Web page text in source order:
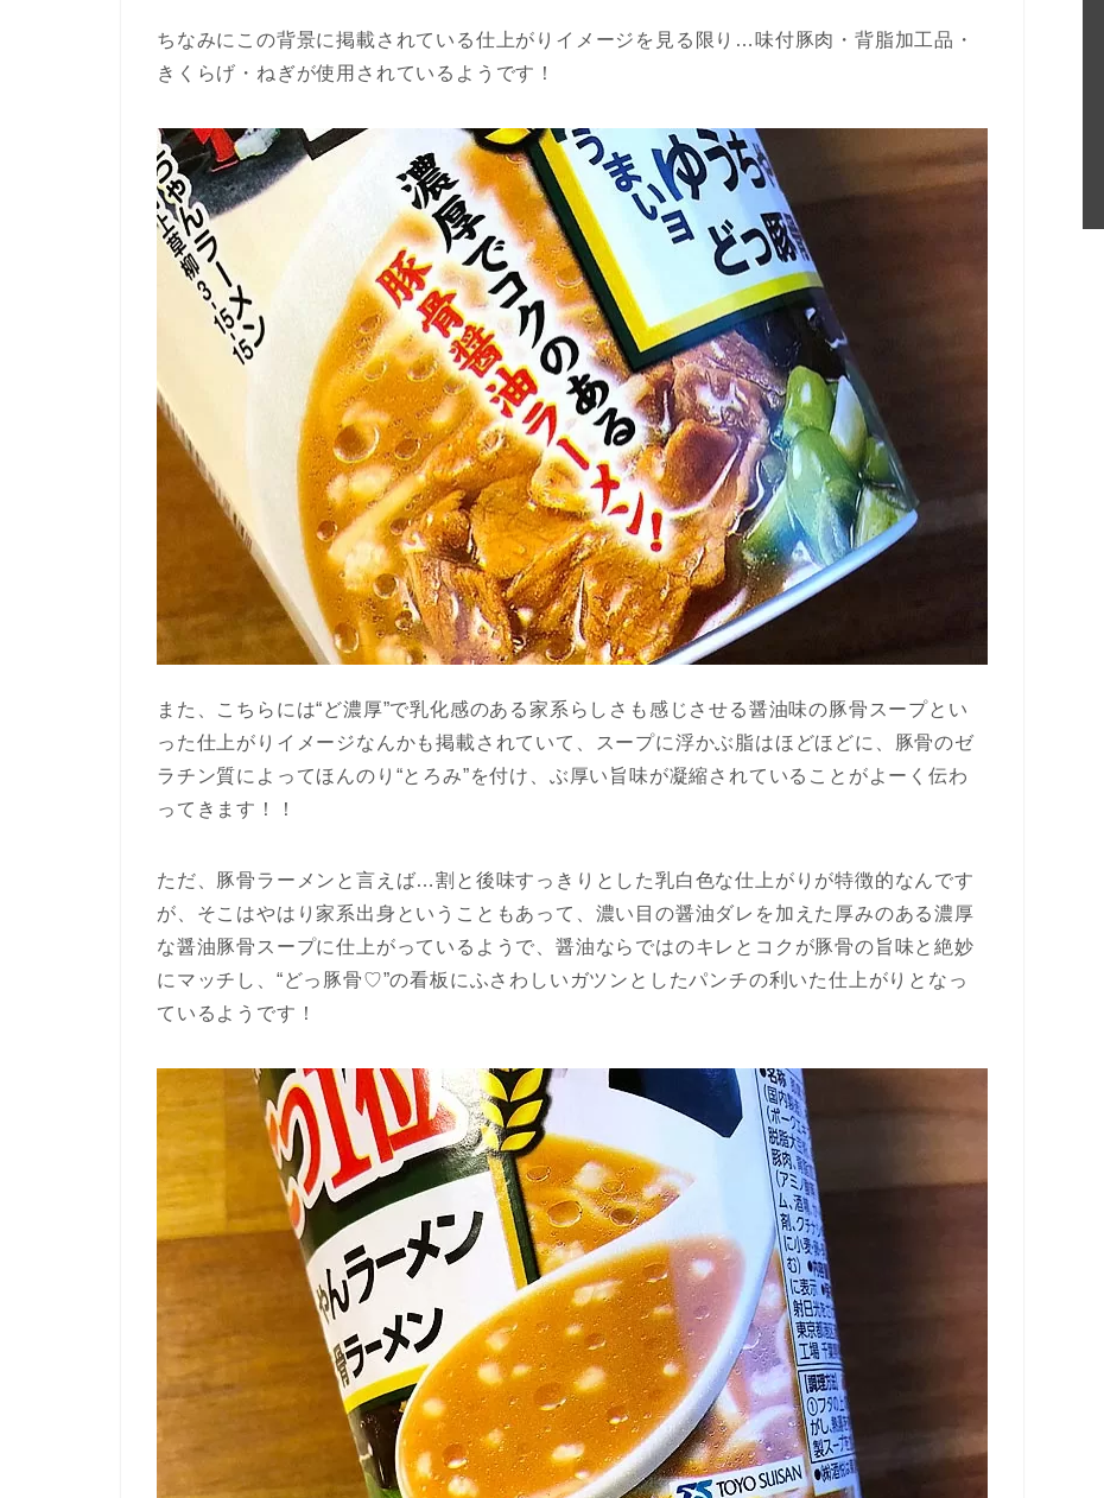
ちなみにこの背景に掲載されている仕上がりイメージを見る限り…味付豚肉・背脂加工品・
きくらげ・ねぎが使用されているようです！
また、こちらには“ど濃厚”で乳化感のある家系らしさも感じさせる醤油味の豚骨スープとい
った仕上がりイメージなんかも掲載されていて、スープに浮かぶ脂はほどほどに、豚骨のゼ
ラチン質によってほんのり“とろみ”を付け、ぶ厚い旨味が凝縮されていることがよーく伝わ
ってきます！！
ただ、豚骨ラーメンと言えば…割と後味すっきりとした乳白色な仕上がりが特徴的なんです
が、そこはやはり家系出身ということもあって、濃い目の醤油ダレを加えた厚みのある濃厚
な醤油豚骨スープに仕上がっているようで、醤油ならではのキレとコクが豚骨の旨味と絶妙
にマッチし、“どっ豚骨♡”の看板にふさわしいガツンとしたパンチの利いた仕上がりとなっ
ているようです！